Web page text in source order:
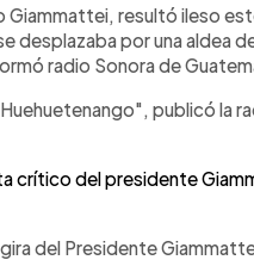
Giammattei, resultó ileso
desplazaba por una aldea
radio Sonora de
publicó la
crítico del presidente
del Presidente